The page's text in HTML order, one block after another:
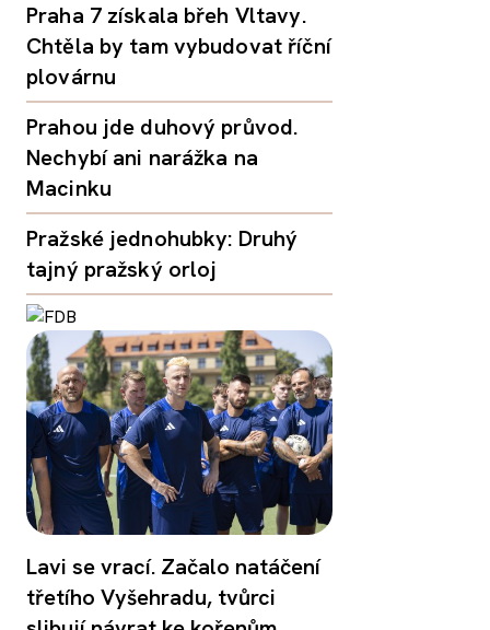
Praha 7 získala břeh Vltavy.
Chtěla by tam vybudovat říční
plovárnu
Prahou jde duhový průvod.
Nechybí ani narážka na
Macinku
Pražské jednohubky: Druhý
tajný pražský orloj
Lavi se vrací. Začalo natáčení
třetího Vyšehradu, tvůrci